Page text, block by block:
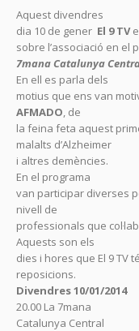
Aquest divendres
dia 10 de gener El 9 TV
sobre l’associació en el
7mana Catalunya
En ell es parla dels
motius que ens van
AFMADO, de
la feina feta aquest
malalts d’Alzheimer
i altres demències.
En el programa
van participar diverses
nivell de
professionals que
Aquests son els
dies i hores que El 9 TV
reposicions.
Divendres 10/01/2014
20.00 La 7mana
Catalunya Central